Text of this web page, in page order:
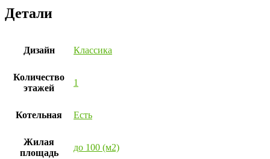
Детали
Дизайн Классика
Количество
этажей
1
Котельная Есть
Жилая
площадь
до 100 (м2)